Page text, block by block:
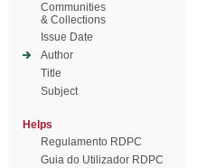
Communities
& Collections
Issue Date
Author
Title
Subject
Helps
Regulamento RDPC
Guia do Utilizador RDPC